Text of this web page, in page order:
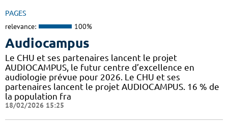
PAGES
relevance: 100%
Audiocampus
Le CHU et ses partenaires lancent le projet
AUDIOCAMPUS, le futur centre d’excellence en
audiologie prévue pour 2026. Le CHU et ses
partenaires lancent le projet AUDIOCAMPUS. 16 % de
la population fra
18/02/2026 15:25